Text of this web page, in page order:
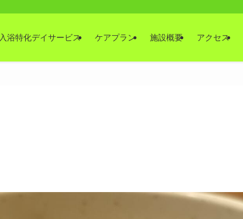
入浴特化デイサービス ケアプラン 施設概要 アクセス